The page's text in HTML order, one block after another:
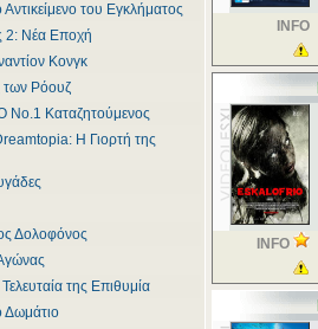
του Εγκλήματος
2: Νέα Εποχή
Κονγκ
Ρόουζ
Νο.1 Καταζητούμενος
Η Γιορτή της
Δολοφόνος
της Επιθυμία
Δωμάτιο
INFO
INFO